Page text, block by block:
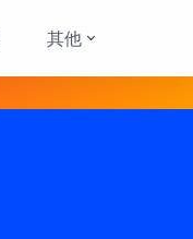
其他